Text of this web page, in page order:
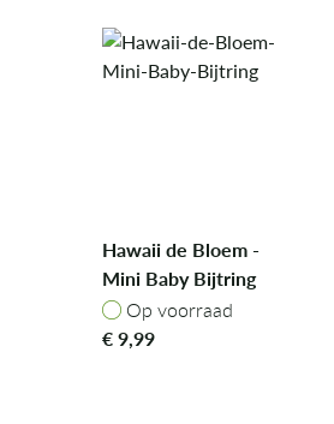
Hawaii de Bloem -
Mini Baby Bijtring
Op voorraad
Op voorraad
€9,99